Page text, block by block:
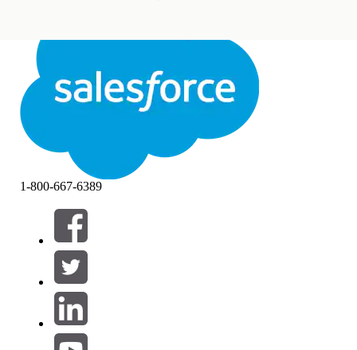
StängStäng
Filter (0)
VÄLJ FILTER
Produktområde
1-800-667-6389